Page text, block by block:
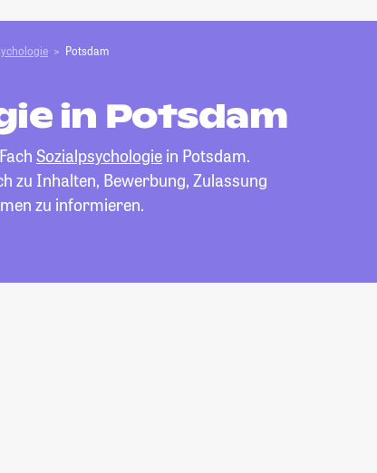
Potsdam
in Potsdam
Sozialpsychologie in Potsdam.
zu Inhalten, Bewerbung, Zulassung
zu informieren.